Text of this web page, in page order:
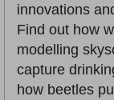
innovations
Find out how
modelling
capture
how beetles